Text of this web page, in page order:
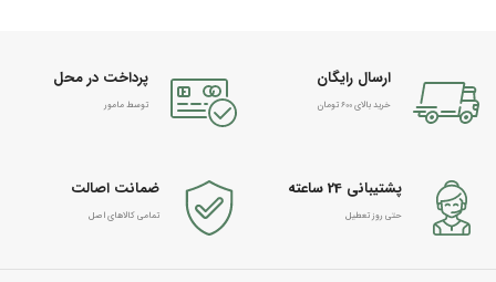
ارسال رایگان
خرید بالای 600 تومان
پرداخت در محل
توسط مامور
پشتیبانی 24 ساعته
حتی روز تعطیل
ضمانت اصالت
تمامی کالاهای اصل